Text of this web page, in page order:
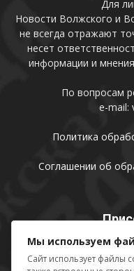
Для
Новости Волжского и
не всегда отражают
несет
информации и
По вопросам
e-mail:
Политика
Соглашении об
Мы используем
Сайт использует файлы